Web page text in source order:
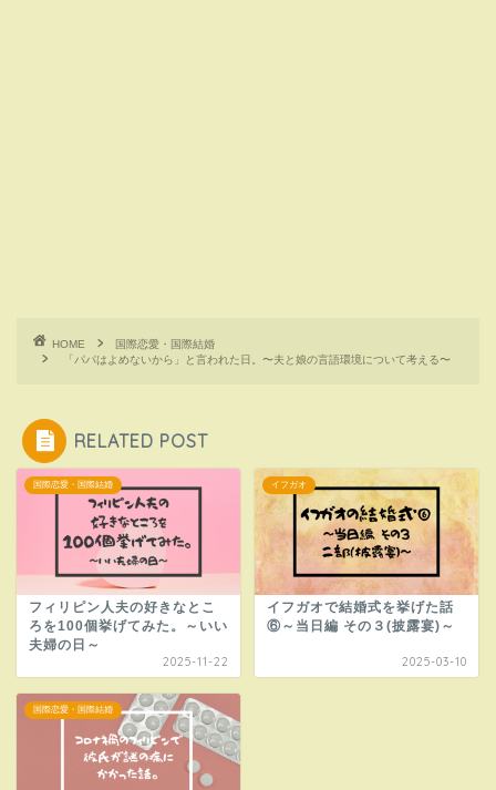
HOME
国際恋愛・国際結婚
「パパはよめないから」と言われた日。〜夫と娘の言語環境について考える〜
RELATED POST
国際恋愛・国際結婚
フィリピン人夫の好きなとこ
ろを100個挙げてみた。～いい
夫婦の日～
2025-11-22
イフガオ
イフガオで結婚式を挙げた話
⑥～当日編 その３(披露宴)～
2025-03-10
国際恋愛・国際結婚